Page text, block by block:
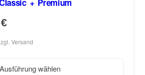
€
Versand
Ausführung wählen